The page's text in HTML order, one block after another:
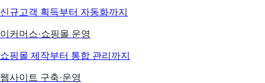
신규고객 획득부터 자동화까지
이커머스·쇼핑몰 운영
쇼핑몰 제작부터 통합 관리까지
웹사이트 구축·운영